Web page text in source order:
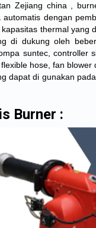
Zejiang china ,
automatis dengan
thermal yang
di dukung oleh
suntec, controller
hose, fan blower
dapat di gunakan
Burner :